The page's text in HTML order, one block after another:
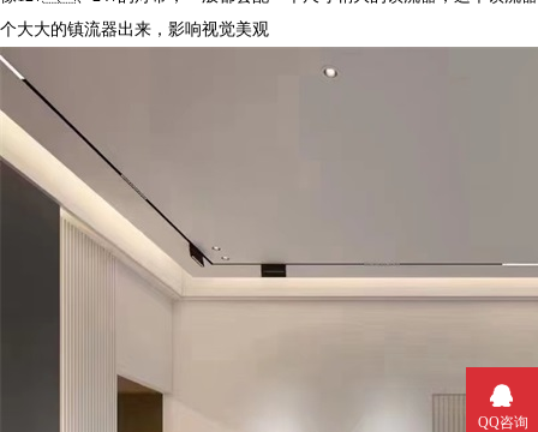
个大大的镇流器出来，影响视觉美观
QQ咨询